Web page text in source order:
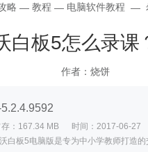
略 — 教程 — 电脑软件教程 —
白板5怎么录课
作者：烧饼
存：167.34 MB
时间：2017-06-27